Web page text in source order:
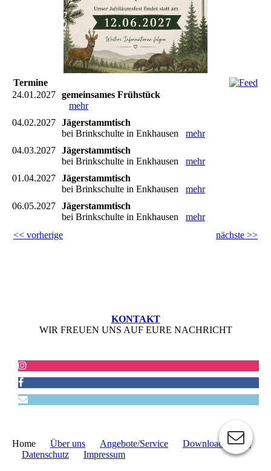
Termine
24.01.2027 gemeinsames Frühstück
mehr
04.02.2027 Jägerstammtisch
bei Brinkschulte in Enkhausen mehr
04.03.2027 Jägerstammtisch
bei Brinkschulte in Enkhausen mehr
01.04.2027 Jägerstammtisch
bei Brinkschulte in Enkhausen mehr
06.05.2027 Jägerstammtisch
bei Brinkschulte in Enkhausen mehr
<< vorherige
nächste >>
KONTAKT
WIR FREUEN UNS AUF EURE NACHRICHT
Home Über uns Angebote/Service
Downloads/Links
Datenschutz
Impressum